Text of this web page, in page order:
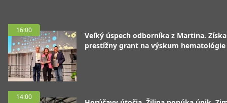
16:00
Veľký úspech odborníka z Martina.
prestížny grant na výskum hematológie
14:00